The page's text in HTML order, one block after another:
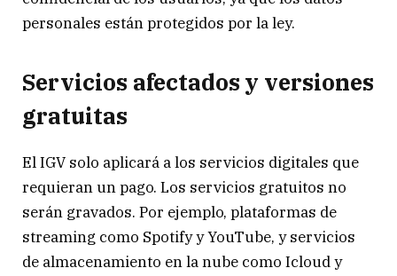
personales están protegidos por la ley.
Servicios afectados y versiones
gratuitas
El IGV solo aplicará a los servicios digitales que
requieran un pago. Los servicios gratuitos no
serán gravados. Por ejemplo, plataformas de
streaming como Spotify y YouTube, y servicios
de almacenamiento en la nube como Icloud y